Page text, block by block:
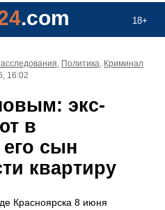
18+
.com
, Политика, Криминал
16:02
экс-
в
сын
квартиру
Красноярска 8 июня